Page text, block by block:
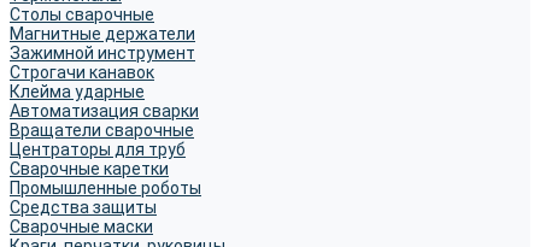
Столы сварочные
Магнитные держатели
Зажимной инструмент
Строгачи канавок
Клейма ударные
Автоматизация сварки
Вращатели сварочные
Центраторы для труб
Сварочные каретки
Промышленные роботы
Средства защиты
Сварочные маски